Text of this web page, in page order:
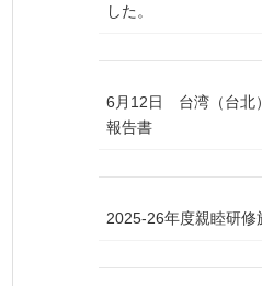
した。
6月12日 台湾（台北
報告書
2025-26年度親睦研修